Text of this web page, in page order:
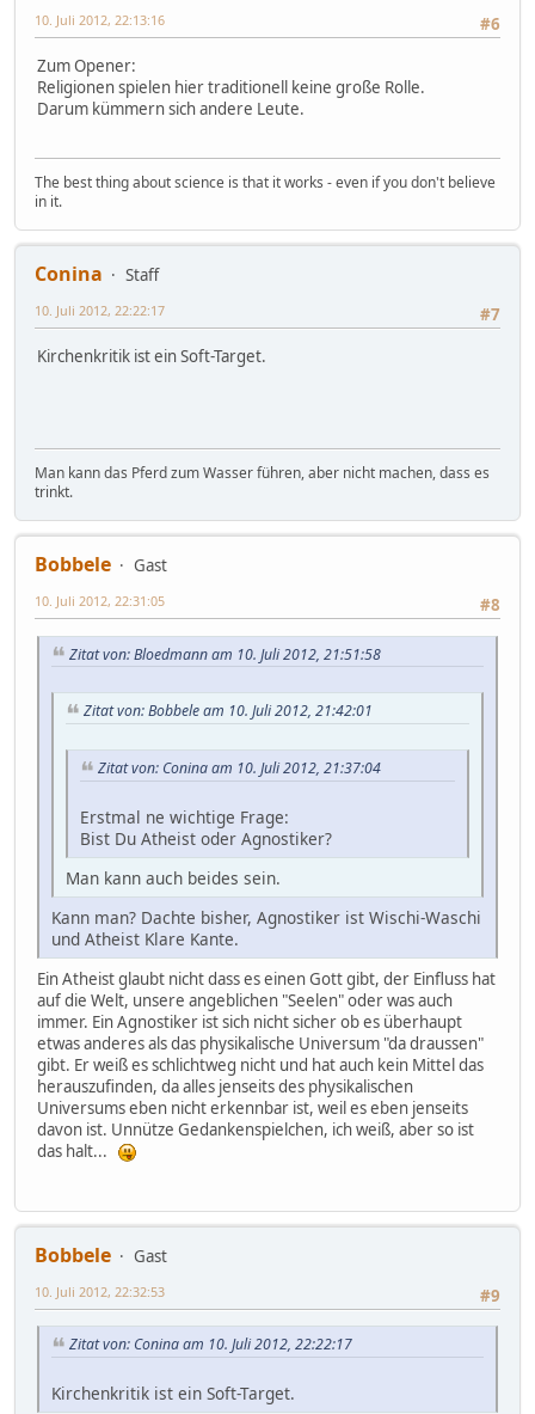
#6
10. Juli 2012, 22:13:16
Zum Opener:
Religionen spielen hier traditionell keine große Rolle.
Darum kümmern sich andere Leute.
The best thing about science is that it works - even if you don't believe
in it.
Conina
Staff
#7
10. Juli 2012, 22:22:17
Kirchenkritik ist ein Soft-Target.
Man kann das Pferd zum Wasser führen, aber nicht machen, dass es
trinkt.
Bobbele
Gast
#8
10. Juli 2012, 22:31:05
Zitat von: Bloedmann am 10. Juli 2012, 21:51:58
Zitat von: Bobbele am 10. Juli 2012, 21:42:01
Zitat von: Conina am 10. Juli 2012, 21:37:04
Erstmal ne wichtige Frage:
Bist Du Atheist oder Agnostiker?
Man kann auch beides sein.
Kann man? Dachte bisher, Agnostiker ist Wischi-Waschi
und Atheist Klare Kante.
Ein Atheist glaubt nicht dass es einen Gott gibt, der Einfluss hat
auf die Welt, unsere angeblichen "Seelen" oder was auch
immer. Ein Agnostiker ist sich nicht sicher ob es überhaupt
etwas anderes als das physikalische Universum "da draussen"
gibt. Er weiß es schlichtweg nicht und hat auch kein Mittel das
herauszufinden, da alles jenseits des physikalischen
Universums eben nicht erkennbar ist, weil es eben jenseits
davon ist. Unnütze Gedankenspielchen, ich weiß, aber so ist
das halt...
Bobbele
Gast
#9
10. Juli 2012, 22:32:53
Zitat von: Conina am 10. Juli 2012, 22:22:17
Kirchenkritik ist ein Soft-Target.